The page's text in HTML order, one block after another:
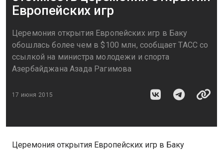
Европейских игр
Церемония открытия Европейских игр в Баку
обошлась более чем в $100 млн, сообщает ТАСС со
ссылкой на министра молодежи и спорта
Азербайджана Азада Рагимова
17 июня 2015
Церемония открытия Европейских игр в Баку